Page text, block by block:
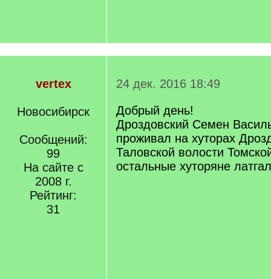
vertex
Новосибирск
Сообщений:
99
На сайте с
2008 г.
Рейтинг:
31
24 дек. 2016 18:49
Добрый день!
Дроздовский Семен
проживал на хуторах
Таловской волости
остальные хуторяне